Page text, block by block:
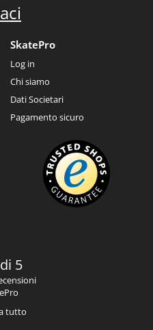
SkatePro
Log in
Chi siamo
Dati Societari
Pagamento sicuro
5
tutto